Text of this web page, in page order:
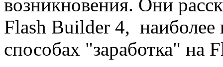
возникновения. Они
Flash Builder 4, наиболее
способах "заработка" на